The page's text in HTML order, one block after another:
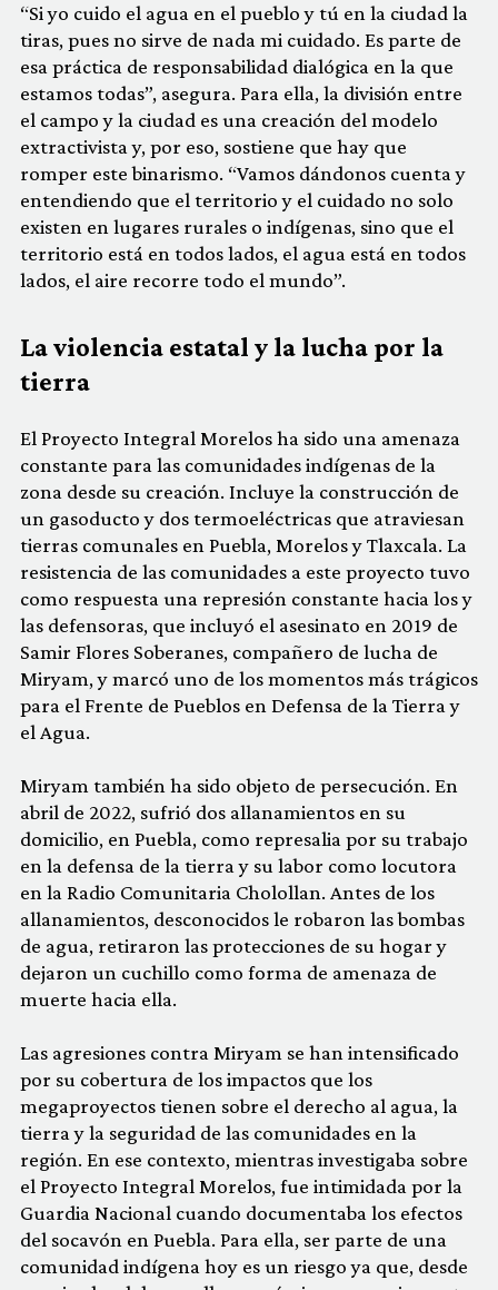
“Si yo cuido el agua en el pueblo y tú en la ciudad la
tiras, pues no sirve de nada mi cuidado. Es parte de
esa práctica de responsabilidad dialógica en la que
estamos todas”, asegura. Para ella, la división entre
el campo y la ciudad es una creación del modelo
extractivista y, por eso, sostiene que hay que
romper este binarismo. “Vamos dándonos cuenta y
entendiendo que el territorio y el cuidado no solo
existen en lugares rurales o indígenas, sino que el
territorio está en todos lados, el agua está en todos
lados, el aire recorre todo el mundo”.
La violencia estatal y la lucha por la
tierra
El Proyecto Integral Morelos ha sido una amenaza
constante para las comunidades indígenas de la
zona desde su creación. Incluye la construcción de
un gasoducto y dos termoeléctricas que atraviesan
tierras comunales en Puebla, Morelos y Tlaxcala. La
resistencia de las comunidades a este proyecto tuvo
como respuesta una represión constante hacia los y
las defensoras, que incluyó el asesinato en 2019 de
Samir Flores Soberanes, compañero de lucha de
Miryam, y marcó uno de los momentos más trágicos
para el Frente de Pueblos en Defensa de la Tierra y
el Agua.
Miryam también ha sido objeto de persecución. En
abril de 2022, sufrió dos allanamientos en su
domicilio, en Puebla, como represalia por su trabajo
en la defensa de la tierra y su labor como locutora
en la Radio Comunitaria Cholollan. Antes de los
allanamientos, desconocidos le robaron las bombas
de agua, retiraron las protecciones de su hogar y
dejaron un cuchillo como forma de amenaza de
muerte hacia ella.
Las agresiones contra Miryam se han intensificado
por su cobertura de los impactos que los
megaproyectos tienen sobre el derecho al agua, la
tierra y la seguridad de las comunidades en la
región. En ese contexto, mientras investigaba sobre
el Proyecto Integral Morelos, fue intimidada por la
Guardia Nacional cuando documentaba los efectos
del socavón en Puebla. Para ella, ser parte de una
comunidad indígena hoy es un riesgo ya que, desde